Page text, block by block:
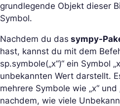
grundlegende Objekt dieser
Symbol.
Nachdem du das sympy-
hast, kannst du mit dem
sp.symbole(„x“)“ ein Symbol
unbekannten Wert darstellt.
mehrere Symbole wie „x“ und
nachdem, wie viele